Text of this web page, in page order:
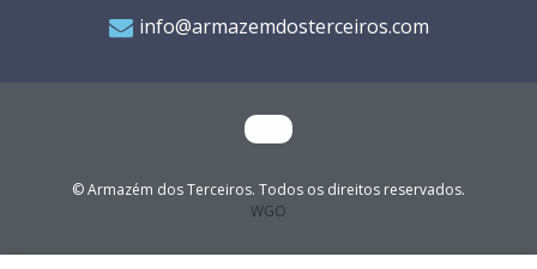
info@armazemdosterceiros.com
© Armazém dos Terceiros. Todos os direitos reservados.
WGO